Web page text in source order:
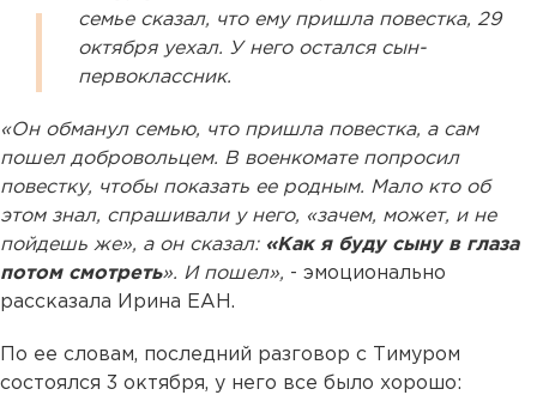
семье сказал, что ему пришла повестка, 29
октября уехал. У него остался сын-
первоклассник.
«Он обманул семью, что пришла повестка, а сам
пошел добровольцем. В военкомате попросил
повестку, чтобы показать ее родным. Мало кто об
этом знал, спрашивали у него, «зачем, может, и не
пойдешь же», а он сказал: «Как я буду сыну в глаза
потом смотреть». И пошел», - эмоционально
рассказала Ирина ЕАН.
По ее словам, последний разговор с Тимуром
состоялся 3 октября, у него все было хорошо: